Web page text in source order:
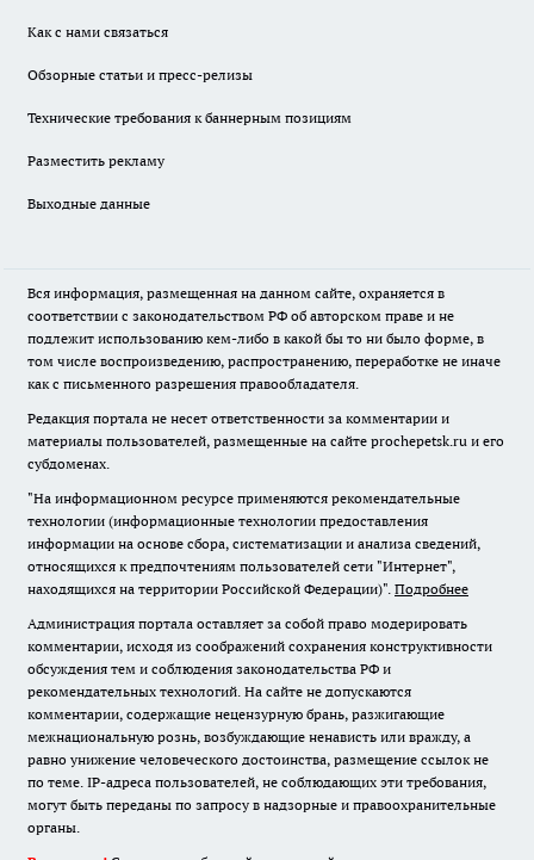
Как с нами связаться
Обзорные статьи и пресс-релизы
Технические требования к баннерным позициям
Разместить рекламу
Выходные данные
Вся информация, размещенная на данном сайте, охраняется в
соответствии с законодательством РФ об авторском праве и не
подлежит использованию кем-либо в какой бы то ни было форме, в
том числе воспроизведению, распространению, переработке не иначе
как с письменного разрешения правообладателя.
Редакция портала не несет ответственности за комментарии и
материалы пользователей, размещенные на сайте prochepetsk.ru и его
субдоменах.
"На информационном ресурсе применяются рекомендательные
технологии (информационные технологии предоставления
информации на основе сбора, систематизации и анализа сведений,
относящихся к предпочтениям пользователей сети "Интернет",
находящихся на территории Российской Федерации)". Подробнее
Администрация портала оставляет за собой право модерировать
комментарии, исходя из соображений сохранения конструктивности
обсуждения тем и соблюдения законодательства РФ и
рекомендательных технологий. На сайте не допускаются
комментарии, содержащие нецензурную брань, разжигающие
межнациональную рознь, возбуждающие ненависть или вражду, а
равно унижение человеческого достоинства, размещение ссылок не
по теме. IP-адреса пользователей, не соблюдающих эти требования,
могут быть переданы по запросу в надзорные и правоохранительные
органы.